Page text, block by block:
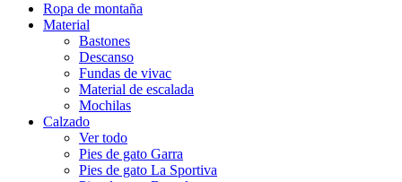
Ropa de montaña
Material
Bastones
Descanso
Fundas de vivac
Material de escalada
Mochilas
Calzado
Ver todo
Pies de gato Garra
Pies de gato La Sportiva